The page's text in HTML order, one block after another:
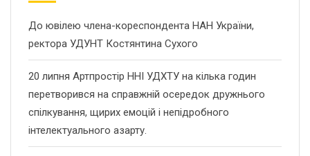
До ювілею члена-кореспондента НАН України,
ректора УДУНТ Костянтина Сухого
20 липня Артпростір ННІ УДХТУ на кілька годин
перетворився на справжній осередок дружнього
спілкування, щирих емоцій і непідробного
інтелектуального азарту.